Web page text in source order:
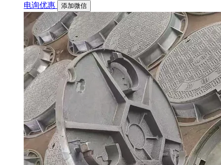
电询优惠
添加微信